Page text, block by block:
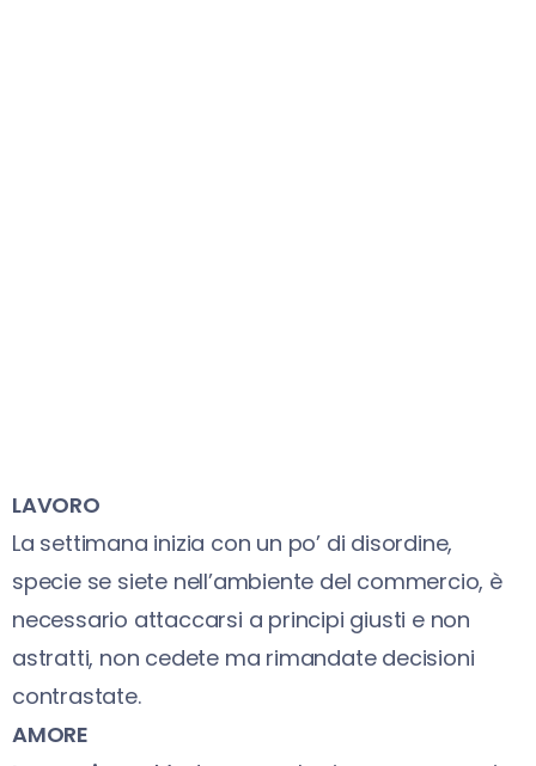
LAVORO
La settimana inizia con un po’ di disordine,
specie se siete nell’ambiente del commercio, è
necessario attaccarsi a principi giusti e non
astratti, non cedete ma rimandate decisioni
contrastate.
AMORE